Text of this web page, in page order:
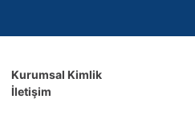
Kurumsal Kimlik
İletişim